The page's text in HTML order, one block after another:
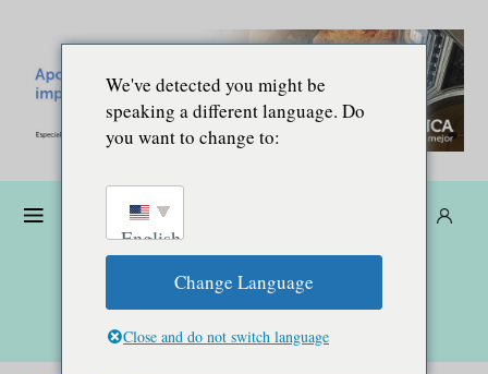
We've detected you might be
speaking a different language. Do
you want to change to:
English
Change Language
Close and do not switch language